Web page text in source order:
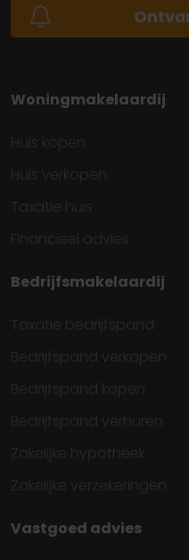
Woningmakelaardij
Huis kopen
Huis verkopen
Taxatie huis
Financieel advies
Bedrijfsmakelaardij
Taxatie bedrijfspand
Bedrijfspand verkopen
Bedrijfspand kopen
Bedrijfspand verhuren
Zakelijke hypotheek
Zakelijke verzekeringen
Vastgoed advies